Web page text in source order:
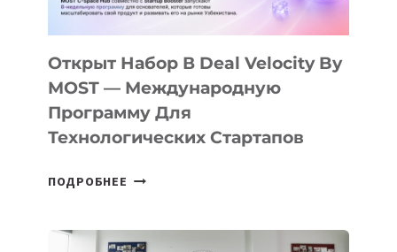
Открыт Набор В Deal Velocity By
MOST — Международную
Программу Для
Технологических Стартапов
ПОДРОБНЕЕ ОТКРЫТ
DEAL